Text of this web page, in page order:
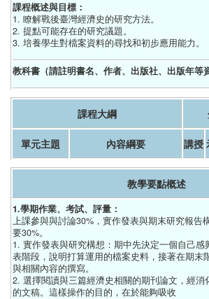
課程概述與目標：
1. 瞭解戰後臺灣經濟史的研究方法。
2. 提點可能存在的研究議題。
3. 培養學生對檔案資料的尋找和初步應用能力。
教科書（請註明書名、作者、出版社、出版年等
課程大綱
單元主題
內容綱要 講授
教學要點概述
1.學期作業、考試、評量：
上課參與與討論30%，實作發表與期末研究報告
要30%。
1. 實作發表與研究構想：期中先決定一個自己感
表階段，說明打算運用的檔案史料，接著在期末
與相關內容的撰寫。
2. 選擇閱讀與三篇經濟史相關的期刊論文，經消
的文稿。這樣操作的目的，在於能夠吸收